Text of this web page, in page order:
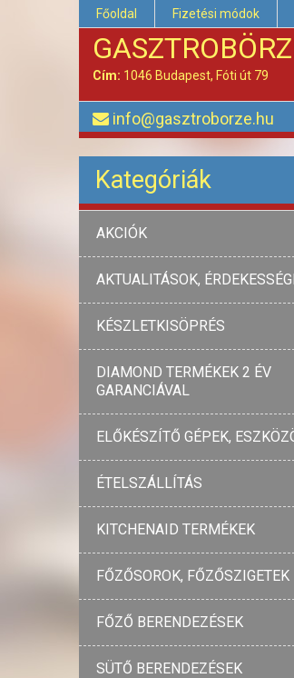
Főoldal Fizetési módok
Cím: 1046 Budapest, Fóti út 79
info@gasztroborze.hu
Kategóriák
AKCIÓK
AKTUALITÁSOK,
KÉSZLETKISÖPRÉS
DIAMOND TERMÉKEK 2 ÉV
GARANCIÁVAL
ELŐKÉSZÍTŐ GÉPEK,
ÉTELSZÁLLÍTÁS
KITCHENAID TERMÉKEK
FŐZŐSOROK, FŐZŐSZIGETEK
FŐZŐ BERENDEZÉSEK
SÜTŐ BERENDEZÉSEK